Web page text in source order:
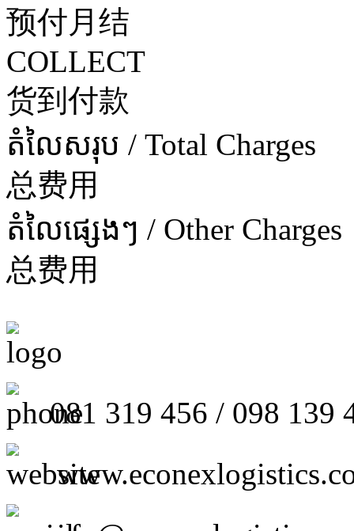
预付月结
COLLECT
货到付款
តំលៃសរុប / Total Charges
总费用
តំលៃផ្សេងៗ / Other Charges
总费用
081 319 456 / 098 139